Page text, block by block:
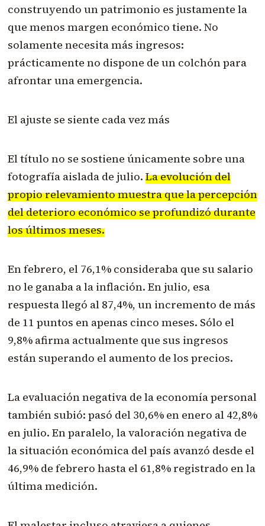
construyendo un patrimonio es justamente la
que menos margen económico tiene. No
solamente necesita más ingresos:
prácticamente no dispone de un colchón para
afrontar una emergencia.
El ajuste se siente cada vez más
El título no se sostiene únicamente sobre una
fotografía aislada de julio. La evolución del
propio relevamiento muestra que la percepción
del deterioro económico se profundizó durante
los últimos meses.
En febrero, el 76,1% consideraba que su salario
no le ganaba a la inflación. En julio, esa
respuesta llegó al 87,4%, un incremento de más
de 11 puntos en apenas cinco meses. Sólo el
9,8% afirma actualmente que sus ingresos
están superando el aumento de los precios.
La evaluación negativa de la economía personal
también subió: pasó del 30,6% en enero al 42,8%
en julio. En paralelo, la valoración negativa de
la situación económica del país avanzó desde el
46,9% de febrero hasta el 61,8% registrado en la
última medición.